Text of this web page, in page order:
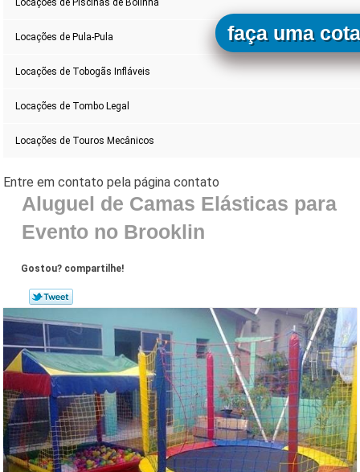
Locações de Piscinas de Bolinha
Locações de Pula-Pula
Locações de Tobogãs Infláveis
Locações de Tombo Legal
Locações de Touros Mecânicos
Aluguel de Camas Elásticas para
Evento no Brooklin
Gostou? compartilhe!
faça uma